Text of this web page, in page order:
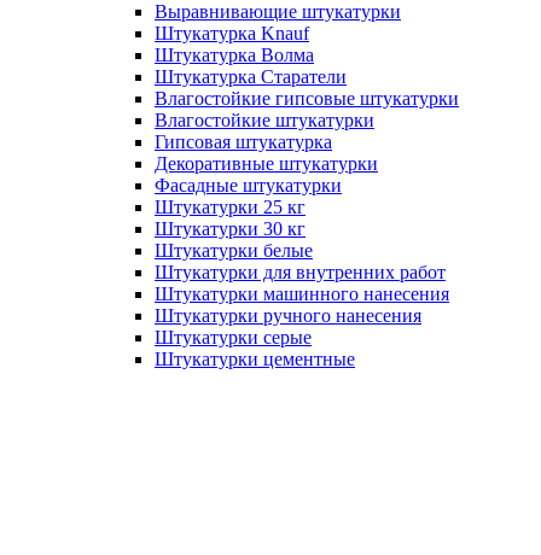
Выравнивающие штукатурки
Штукатурка Knauf
Штукатурка Волма
Штукатурка Старатели
Влагостойкие гипсовые штукатурки
Влагостойкие штукатурки
Гипсовая штукатурка
Декоративные штукатурки
Фасадные штукатурки
Штукатурки 25 кг
Штукатурки 30 кг
Штукатурки белые
Штукатурки для внутренних работ
Штукатурки машинного нанесения
Штукатурки ручного нанесения
Штукатурки серые
Штукатурки цементные